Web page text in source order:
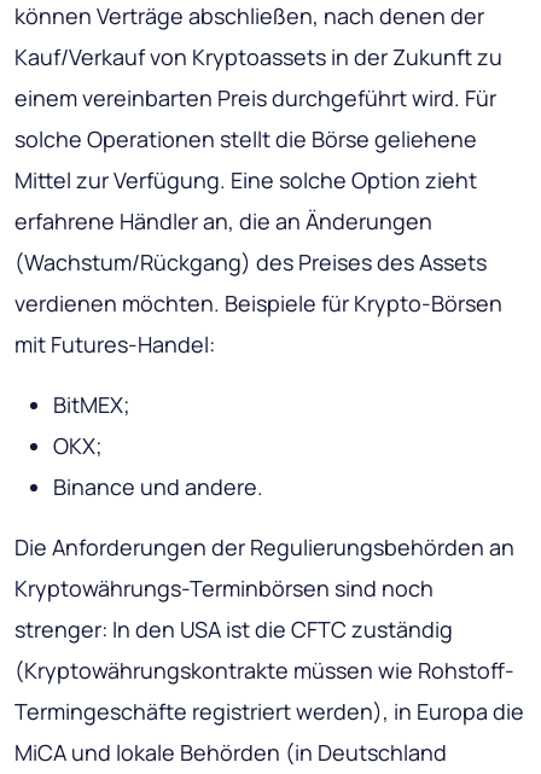
können Verträge abschließen, nach denen der
Kauf/Verkauf von Kryptoassets in der Zukunft zu
einem vereinbarten Preis durchgeführt wird. Für
solche Operationen stellt die Börse geliehene
Mittel zur Verfügung. Eine solche Option zieht
erfahrene Händler an, die an Änderungen
(Wachstum/Rückgang) des Preises des Assets
verdienen möchten. Beispiele für Krypto-Börsen
mit Futures-Handel:
BitMEX;
OKX;
Binance und andere.
Die Anforderungen der Regulierungsbehörden an
Kryptowährungs-Terminbörsen sind noch
strenger: In den USA ist die CFTC zuständig
(Kryptowährungskontrakte müssen wie Rohstoff-
Termingeschäfte registriert werden), in Europa die
MiCA und lokale Behörden (in Deutschland